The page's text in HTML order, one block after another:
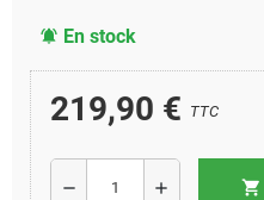
notifications_active En stock
219,90 € TTC
remove add shopping_cart